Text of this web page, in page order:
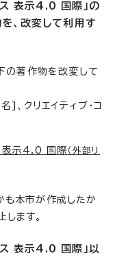
ス 表示4.0 国際」の
、改変して利用す
の著作物を改変して
、クリエイティブ・コ
表示4.0 国際 （外部リ
も本市が作成したか
ます。
ス 表示4.0 国際」以